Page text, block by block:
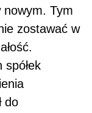
Tym
zostawać w
do